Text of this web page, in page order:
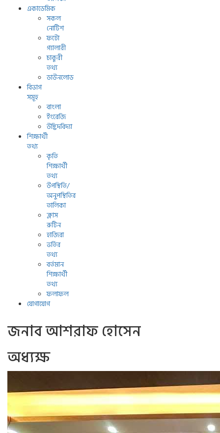
একাডেমিক
সকল
নোটিশ
ফটো
গ্যালারী
চাকুরী
তথ্য
ডাউনলোড
বিভাগ
সমূহ
বাংলা
ইংরেজি
উদ্ভিদবিদ্যা
শিক্ষার্থী
তথ্য
কৃতি
শিক্ষার্থী
তথ্য
উপস্থিতি/
অনুপস্থিতির
তালিকা
ক্লাস
রুটিন
হাজিরা
ভর্তির
তথ্য
বর্তমান
শিক্ষার্থী
তথ্য
ফলাফল
যোগাযোগ
জনাব আশরাফ হোসেন
অধ্যক্ষ